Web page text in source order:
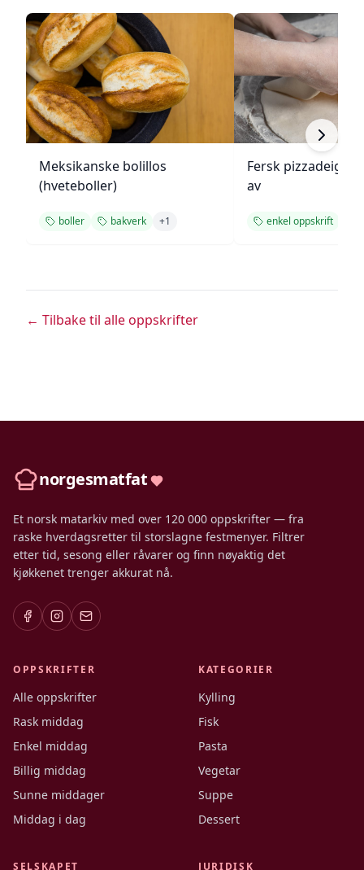
Meksikanske bolillos
(hveteboller)
boller bakverk +1
Fersk pizzadeig
av
enkel oppskrift
← Tilbake til alle oppskrifter
norgesmatfat
Et norsk matarkiv med over 120 000 oppskrifter — fra
raske hverdagsretter til storslagne festmenyer. Filtrer
etter tid, sesong eller råvarer og finn nøyaktig det
kjøkkenet trenger akkurat nå.
OPPSKRIFTER
Alle oppskrifter
Rask middag
Enkel middag
Billig middag
Sunne middager
Middag i dag
KATEGORIER
Kylling
Fisk
Pasta
Vegetar
Suppe
Dessert
SELSKAPET JURIDISK